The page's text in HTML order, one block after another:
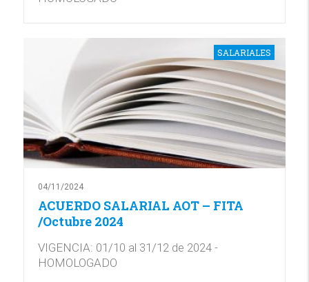
SALARIALES
04/11/2024
ACUERDO SALARIAL AOT – FITA
/Octubre 2024
VIGENCIA: 01/10 al 31/12 de 2024 -
HOMOLOGADO